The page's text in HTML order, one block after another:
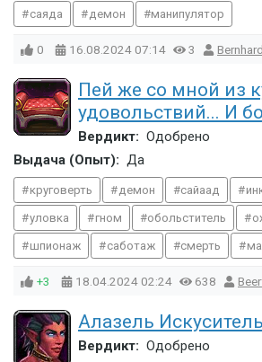
саяда демон манипулятор
0 16.08.2024 07:14 3 Bernhard
Пей же со мной из
удовольствий... И
Вердикт: Одобрено
Выдача (Опыт): Да
круговерть демон сайаад
уловка гном обольститель
шпионаж саботаж смерть
+3 18.04.2024 02:24 638
Алазель Искуситель
Вердикт: Одобрено